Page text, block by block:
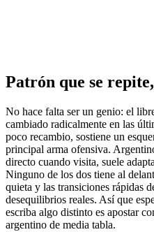
Patrón que se
No hace falta ser un genio: el
cambiado radicalmente en las
poco recambio, sostiene un
principal arma ofensiva.
directo cuando visita, suele
Ninguno de los dos tiene al
quieta y las transiciones rápidas
desequilibrios reales. Así que
escriba algo distinto es apostar
argentino de media tabla.